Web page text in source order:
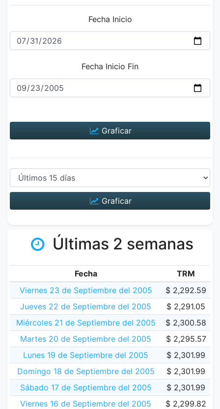
Fecha Inicio
Fecha Inicio Fin
Graficar
Graficar
Últimas 2 semanas
Fecha
TRM
Viernes 23 de Septiembre del 2005
$ 2,292.59
Jueves 22 de Septiembre del 2005
$ 2,291.05
Miércoles 21 de Septiembre del 2005
$ 2,300.58
Martes 20 de Septiembre del 2005
$ 2,295.57
Lunes 19 de Septiembre del 2005
$ 2,301.99
Domingo 18 de Septiembre del 2005
$ 2,301.99
Sábado 17 de Septiembre del 2005
$ 2,301.99
Viernes 16 de Septiembre del 2005
$ 2,299.82